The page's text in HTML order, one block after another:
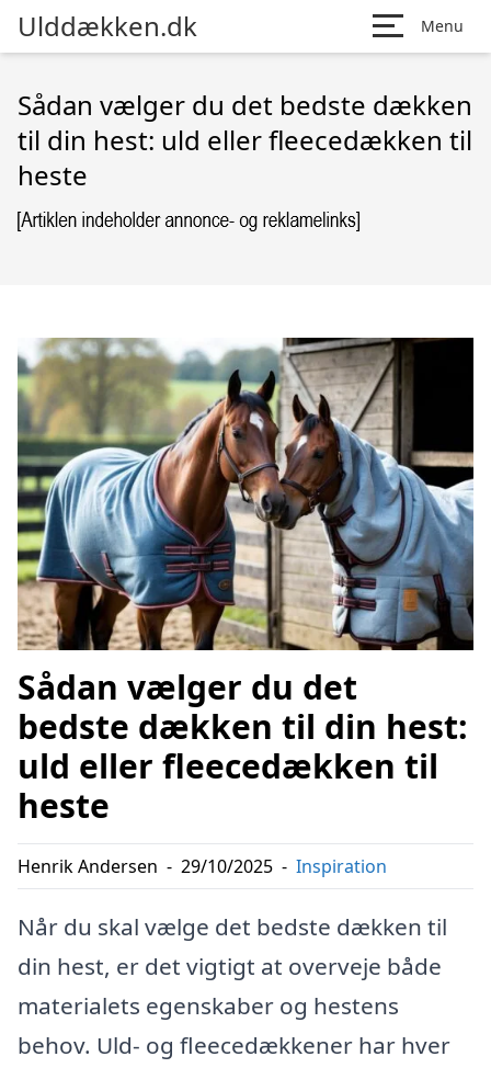
Ulddækken.dk Menu
Sådan vælger du det bedste dækken
til din hest: uld eller fleecedækken til
heste
Sådan vælger du det
bedste dækken til din hest:
uld eller fleecedækken til
heste
Henrik Andersen - 29/10/2025 - Inspiration
Når du skal vælge det bedste dækken til
din hest, er det vigtigt at overveje både
materialets egenskaber og hestens
behov. Uld- og fleecedækkener har hver